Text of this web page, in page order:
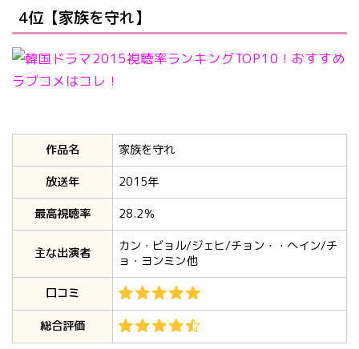
4位【家族を守れ】
作品名
家族を守れ
放送年
2015年
最高視聴率
28.2％
主な出演者
カン・ビョル/ジェヒ/チョン・・へイン/チ
ョ・ヨンミン他
口コミ
総合評価